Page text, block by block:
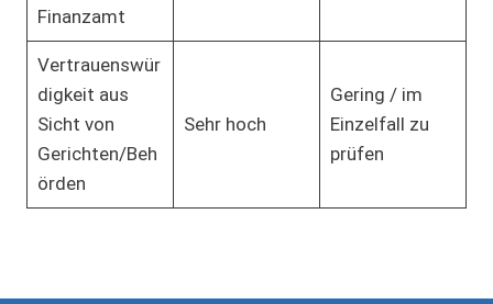
Finanzamt
Vertrauenswür
digkeit aus
Sicht von
Gerichten/Beh
örden
Sehr hoch
Gering / im
Einzelfall zu
prüfen